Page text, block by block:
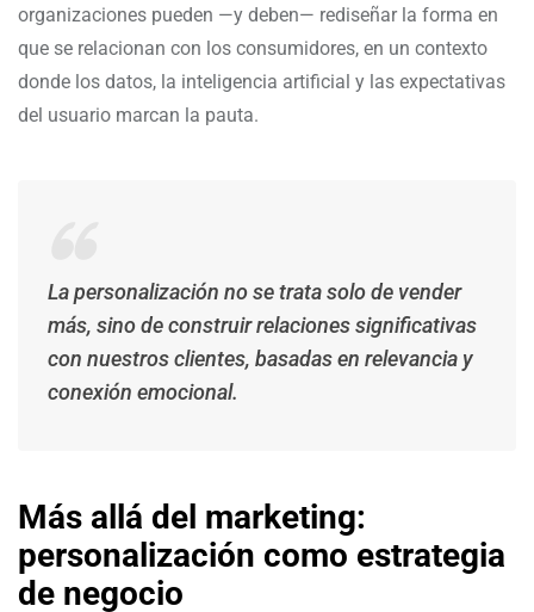
organizaciones pueden —y deben— rediseñar la forma en
que se relacionan con los consumidores, en un contexto
donde los datos, la inteligencia artificial y las expectativas
del usuario marcan la pauta.
La personalización no se trata solo de vender
más, sino de construir relaciones significativas
con nuestros clientes, basadas en relevancia y
conexión emocional.
Más allá del marketing:
personalización como estrategia
de negocio